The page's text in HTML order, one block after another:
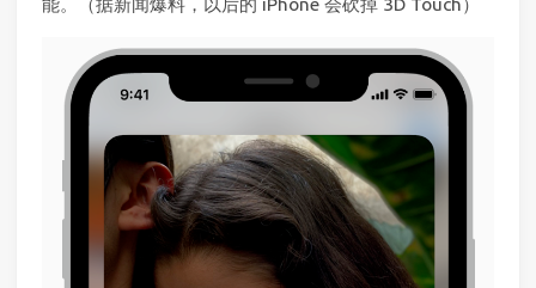
能。（据新闻爆料，以后的 iPhone 会砍掉 3D Touch）